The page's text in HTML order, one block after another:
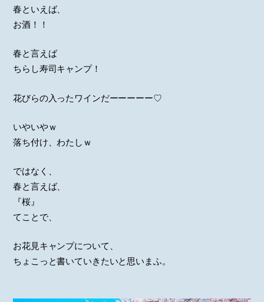
春といえば、
お酒！！
春と言えば
ちらし寿司キャンプ！
花びらの入ったワインだーーーーー♡
いやいやｗ
落ち付け、わたしｗ
ではなく、
春と言えば、
『桜』
てことで、
お花見キャンプについて、
ちょこっと書いていきたいと思いまふ。